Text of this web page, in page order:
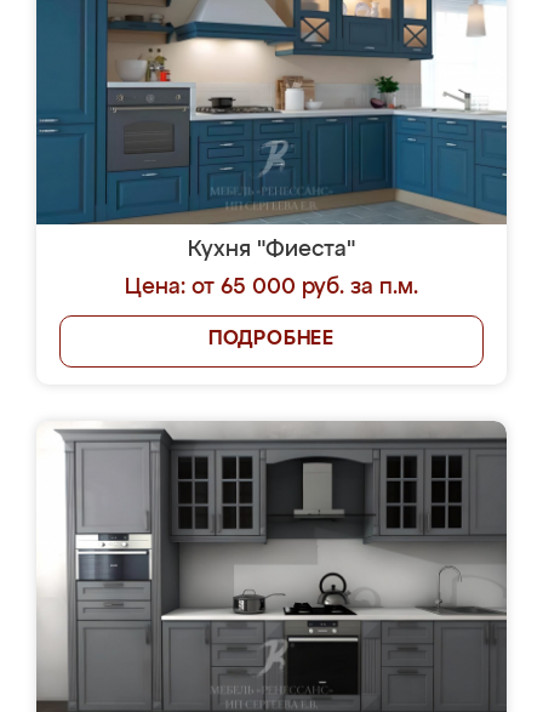
Кухня "Фиеста"
Цена: от 65 000 руб. за п.м.
ПОДРОБНЕЕ